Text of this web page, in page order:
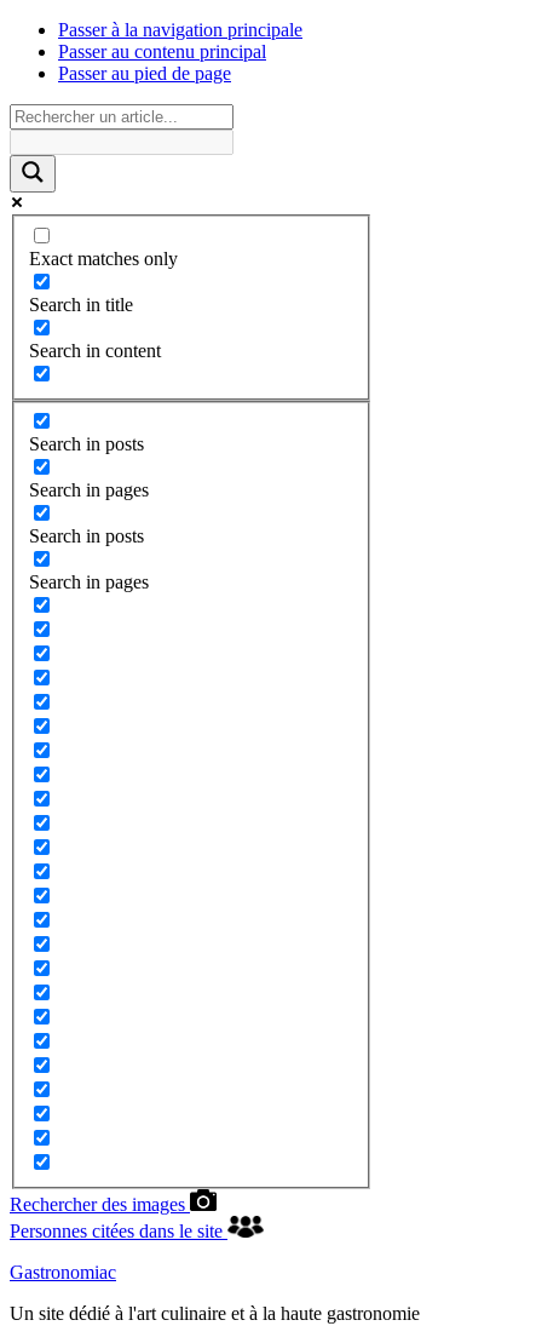
Passer à la navigation principale
Passer au contenu principal
Passer au pied de page
Exact matches only
Search in title
Search in content
Search in posts
Search in pages
Search in posts
Search in pages
Rechercher des images
Personnes citées dans le site
Gastronomiac
Un site dédié à l'art culinaire et à la haute gastronomie